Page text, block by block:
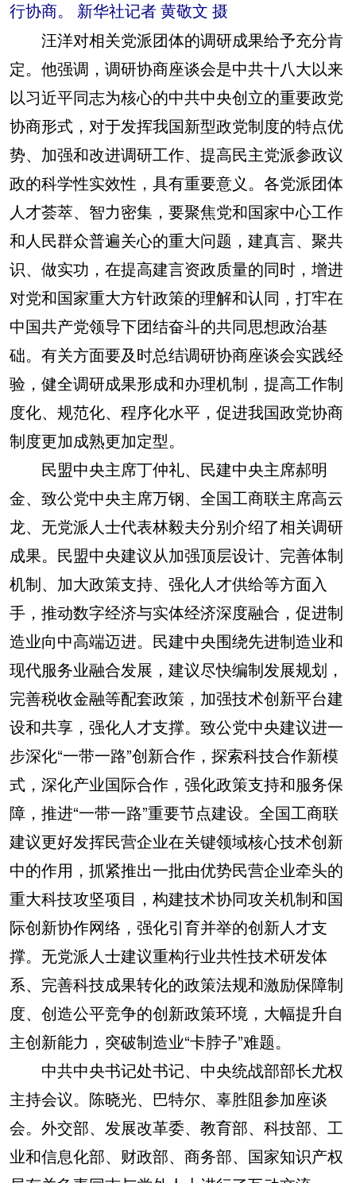
行协商。 新华社记者 黄敬文 摄
汪洋对相关党派团体的调研成果给予充分肯
定。他强调，调研协商座谈会是中共十八大以来
以习近平同志为核心的中共中央创立的重要政党
协商形式，对于发挥我国新型政党制度的特点优
势、加强和改进调研工作、提高民主党派参政议
政的科学性实效性，具有重要意义。各党派团体
人才荟萃、智力密集，要聚焦党和国家中心工作
和人民群众普遍关心的重大问题，建真言、聚共
识、做实功，在提高建言资政质量的同时，增进
对党和国家重大方针政策的理解和认同，打牢在
中国共产党领导下团结奋斗的共同思想政治基
础。有关方面要及时总结调研协商座谈会实践经
验，健全调研成果形成和办理机制，提高工作制
度化、规范化、程序化水平，促进我国政党协商
制度更加成熟更加定型。
民盟中央主席丁仲礼、民建中央主席郝明
金、致公党中央主席万钢、全国工商联主席高云
龙、无党派人士代表林毅夫分别介绍了相关调研
成果。民盟中央建议从加强顶层设计、完善体制
机制、加大政策支持、强化人才供给等方面入
手，推动数字经济与实体经济深度融合，促进制
造业向中高端迈进。民建中央围绕先进制造业和
现代服务业融合发展，建议尽快编制发展规划，
完善税收金融等配套政策，加强技术创新平台建
设和共享，强化人才支撑。致公党中央建议进一
步深化“一带一路”创新合作，探索科技合作新模
式，深化产业国际合作，强化政策支持和服务保
障，推进“一带一路”重要节点建设。全国工商联
建议更好发挥民营企业在关键领域核心技术创新
中的作用，抓紧推出一批由优势民营企业牵头的
重大科技攻坚项目，构建技术协同攻关机制和国
际创新协作网络，强化引育并举的创新人才支
撑。无党派人士建议重构行业共性技术研发体
系、完善科技成果转化的政策法规和激励保障制
度、创造公平竞争的创新政策环境，大幅提升自
主创新能力，突破制造业“卡脖子”难题。
中共中央书记处书记、中央统战部部长尤权
主持会议。陈晓光、巴特尔、辜胜阻参加座谈
会。外交部、发展改革委、教育部、科技部、工
业和信息化部、财政部、商务部、国家知识产权